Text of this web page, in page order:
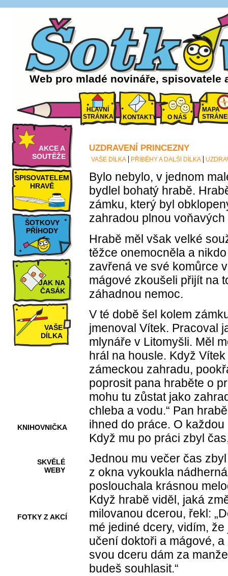
Web pro mladé novináře, spisovatele
HLAVNÍ
STRÁNKA
KONTAKTY O NÁS
MAPA
AKCE A
SOUTĚŽE
SPISOVATELEM
HRAVĚ
ŠOTKOVY
PŘÍHODY
JAK NA
ČASÁK
VAŠE
DÍLKA
KNIHOVNIČKA
SKVĚLÉ
WEBY
FOTKY Z AKCÍ
UZDRAVENÍ PRINCEZNY
VAŠE DÍLKA PŘÍBĚHY A DALŠÍ DÍLKA
Bylo nebylo, v jednom
bydlel bohatý hrabě.
zámku, který byl
zahradou plnou
Hrabě měl však velké
těžce onemocněla a
zavřená ve své komůrce
mágové zkoušeli přijít na
záhadnou nemoc.
V té době šel kolem
jmenoval Vítek. Pracoval
mlynáře v Litomyšli. Měl
hrál na housle. Když
zámeckou zahradu,
poprosit pana hraběte o
mohu tu zůstat jako
chleba a vodu.“ Pan
ihned do práce. O
Když mu po práci zbyl
Jednou mu večer čas
z okna vykoukla
poslouchala krásnou
Když hrabě viděl, jaká
milovanou dcerou, řekl:
mé jediné dcery, vidím,
učení doktoři a mágové,
svou dceru dám za
budeš souhlasit.“